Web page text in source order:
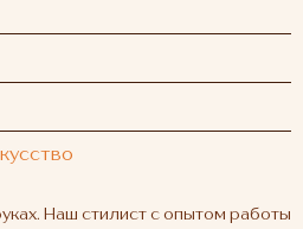
Наш стилист с опытом работы